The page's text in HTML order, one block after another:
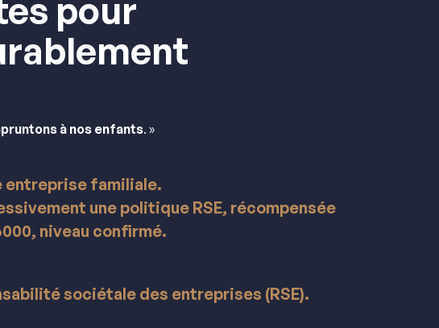
pour
à nos enfants. »
entreprise familiale.
une politique RSE, récompensée
niveau confirmé.
sociétale des entreprises (RSE).